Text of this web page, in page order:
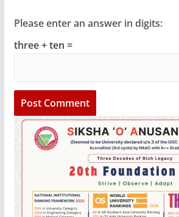
Please enter an answer in digits:
three + ten =